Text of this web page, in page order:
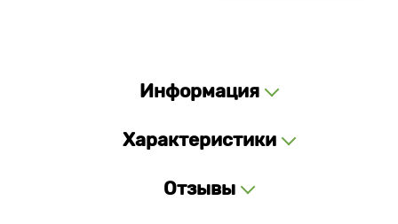
Информация
Характеристики
Отзывы